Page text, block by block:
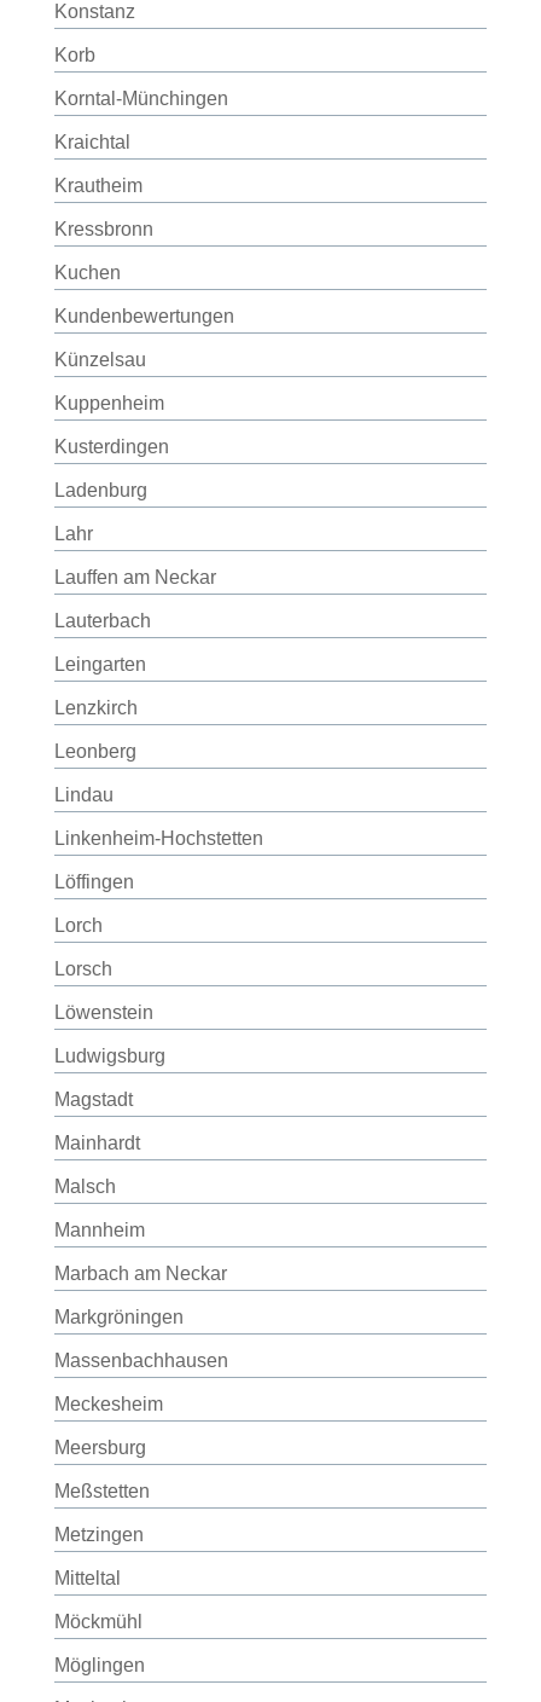
Konstanz
Korb
Korntal-Münchingen
Kraichtal
Krautheim
Kressbronn
Kuchen
Kundenbewertungen
Künzelsau
Kuppenheim
Kusterdingen
Ladenburg
Lahr
Lauffen am Neckar
Lauterbach
Leingarten
Lenzkirch
Leonberg
Lindau
Linkenheim-Hochstetten
Löffingen
Lorch
Lorsch
Löwenstein
Ludwigsburg
Magstadt
Mainhardt
Malsch
Mannheim
Marbach am Neckar
Markgröningen
Massenbachhausen
Meckesheim
Meersburg
Meßstetten
Metzingen
Mitteltal
Möckmühl
Möglingen